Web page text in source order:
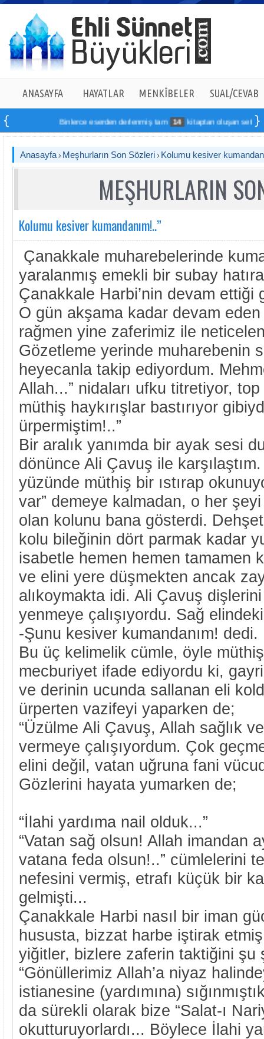
ANASAYFA HAYATLAR MENKÎBELER SUAL/CEVAB
Binlerce eserden derlenmiş tam 14 kitaptan oluşan seti
Anasayfa Meşhurların Son Sözleri Kolumu kesiver
MEŞHURLARIN
Kolumu kesiver kumandanım!..”
Çanakkale muharebelerinde
yaralanmış emekli bir subay
Çanakkale Harbi’nin devam ettiği
O gün akşama kadar devam
rağmen yine zaferimiz ile
Gözetleme yerinde muharebenin
heyecanla takip ediyordum.
Allah...” nidaları ufku titretiyor,
müthiş haykırışlar bastırıyor
ürpermiştim!..”
Bir aralık yanımda bir ayak sesi
dönünce Ali Çavuş ile
yüzünde müthiş bir ıstırap
var” demeye kalmadan, o her
olan kolunu bana gösterdi.
kolu bileğinin dört parmak kadar
isabetle hemen hemen tamamen
ve elini yere düşmekten ancak
alıkoymakta idi. Ali Çavuş dişlerini
yenmeye çalışıyordu. Sağ
-Şunu kesiver kumandanım! dedi.
Bu üç kelimelik cümle, öyle
mecburiyet ifade ediyordu ki, gayri
ve derinin ucunda sallanan eli
ürperten vazifeyi yaparken de;
“Üzülme Ali Çavuş, Allah sağlık
vermeye çalışıyordum. Çok
elini değil, vatan uğruna fani
Gözlerini hayata yumarken de;
“İlahi yardıma nail olduk...”
“Vatan sağ olsun! Allah imandan
vatana feda olsun!..” cümlelerini
nefesini vermiş, etrafı küçük bir
gelmişti...
Çanakkale Harbi nasıl bir iman
hususta, bizzat harbe iştirak
yiğitler, bizlere zaferin taktiğini şu
“Gönüllerimiz Allah’a niyaz
istianesine (yardımına)
da sürekli olarak bize “Salat-ı
okutturuyorlardı... Böylece İlahi